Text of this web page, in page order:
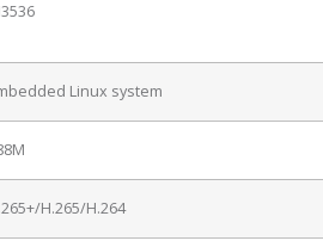
Linux system
H.265/H.264